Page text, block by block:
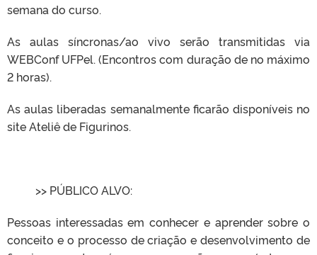
semana do curso.
As aulas síncronas/ao vivo serão transmitidas via
WEBConf UFPel. (Encontros com duração de no máximo
2 horas).
As aulas liberadas semanalmente ficarão disponíveis no
site Ateliê de Figurinos.
>> PÚBLICO ALVO:
Pessoas interessadas em conhecer e aprender sobre o
conceito e o processo de criação e desenvolvimento de